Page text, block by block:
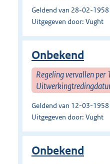
Geldend van 28-02-
Uitgegeven door: Vught
Onbekend
Regeling vervallen
Geldend van 12-03-
Uitgegeven door: Vught
Onbekend